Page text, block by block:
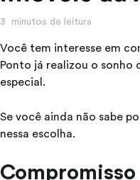
3 minutos de leitura
Você tem interesse em
Ponto já realizou o sonho
especial.
Se você ainda não sabe
nessa escolha.
Compromisso